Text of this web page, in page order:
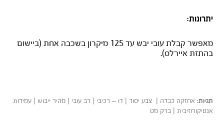
יתרונות:
מאפשר קבלת עובי יבש עד 125 מיקרון בשכבה אחת (ביישום
בהתזת איירלס).
תגיות: אחזקה כבדה | צבע יסוד | דו – רכיבי | רב עובי | מהיר ייבוש | עמידות
אנטיקורוזיבית | ברק מט